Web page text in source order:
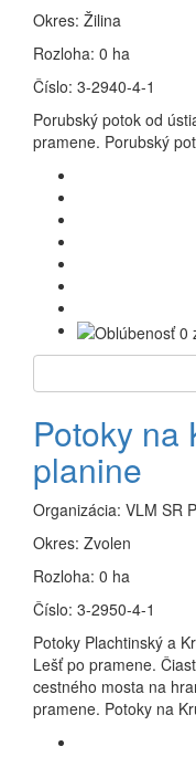
Okres: Žilina
Rozloha: 0 ha
Číslo: 3-2940-4-1
Porubský potok od
pramene. Porubský
Potoky na
planine
Organizácia: VLM SR
Okres: Zvolen
Rozloha: 0 ha
Číslo: 3-2950-4-1
Potoky Plachtinský a
Lešť po pramene.
cestného mosta na
pramene. Potoky na